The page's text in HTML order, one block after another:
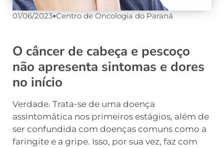
01/06/2023•Centro de Oncologia do Paraná
O câncer de cabeça e pescoço
não apresenta sintomas e dores
no início
Verdade. Trata-se de uma doença
assintomática nos primeiros estágios, além de
ser confundida com doenças comuns como a
faringite e a gripe. Isso, por sua vez, faz com